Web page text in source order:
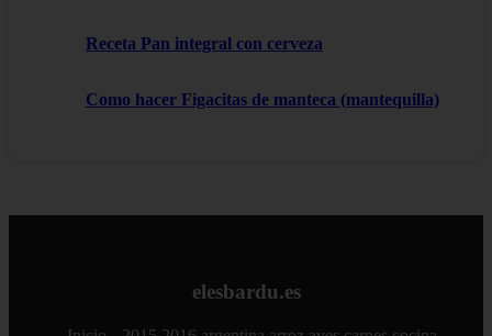
Receta Pan integral con cerveza
Como hacer Figacitas de manteca (mantequilla)
elesbardu.es